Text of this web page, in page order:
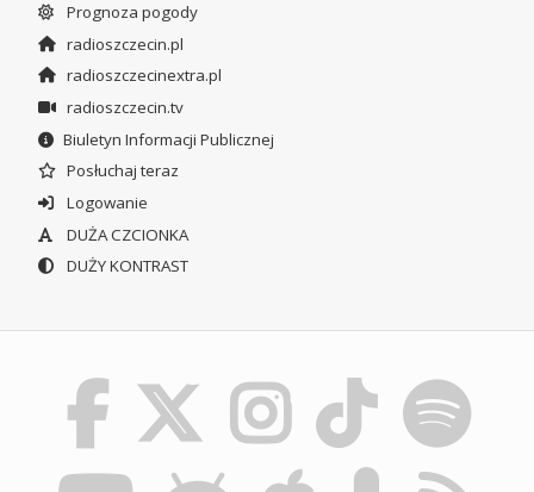
Prognoza pogody
radioszczecin.pl
radioszczecinextra.pl
radioszczecin.tv
Biuletyn Informacji Publicznej
Posłuchaj teraz
Logowanie
DUŻA CZCIONKA
DUŻY KONTRAST